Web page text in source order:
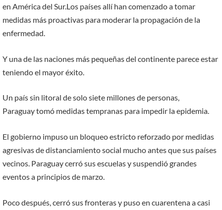
en América del Sur.Los países allí han comenzado a tomar
medidas más proactivas para moderar la propagación de la
enfermedad.
Y una de las naciones más pequeñas del continente parece estar
teniendo el mayor éxito.
Un país sin litoral de solo siete millones de personas,
Paraguay tomó medidas tempranas para impedir la epidemia.
El gobierno impuso un bloqueo estricto reforzado por medidas
agresivas de distanciamiento social mucho antes que sus países
vecinos. Paraguay cerró sus escuelas y suspendió grandes
eventos a principios de marzo.
Poco después, cerró sus fronteras y puso en cuarentena a casi